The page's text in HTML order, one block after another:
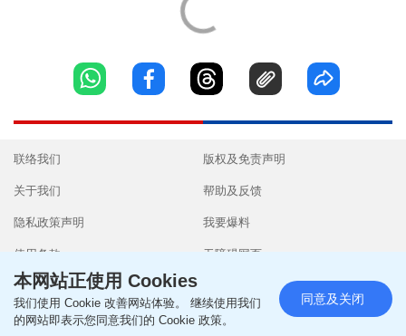
联络我们
关于我们
隐私政策声明
使用条款
版权及免责声明
帮助及反馈
我要爆料
无障碍网页
Copyright © 2026 SingTao Ltd.All rights reserved.
本网站正使用 Cookies
我们使用 Cookie 改善网站体验。 继续使用我们
的网站即表示您同意我们的 Cookie 政策。
同意及关闭